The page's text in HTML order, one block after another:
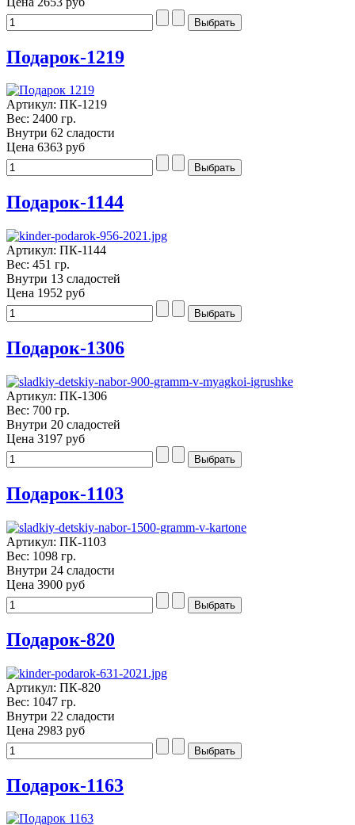
Подарок-1219
Артикул: ПК-1219
Вес: 2400 гр.
Внутри 62 сладости
Цена 6363 руб
Подарок-1144
Артикул: ПК-1144
Вес: 451 гр.
Внутри 13 сладостей
Цена 1952 руб
Подарок-1306
Артикул: ПК-1306
Вес: 700 гр.
Внутри 20 сладостей
Цена 3197 руб
Подарок-1103
Артикул: ПК-1103
Вес: 1098 гр.
Внутри 24 сладости
Цена 3900 руб
Подарок-820
Артикул: ПК-820
Вес: 1047 гр.
Внутри 22 сладости
Цена 2983 руб
Подарок-1163